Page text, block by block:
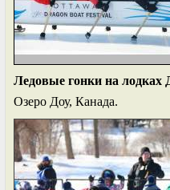
Ледовые гонки на лодках
Озеро Доу, Канада.